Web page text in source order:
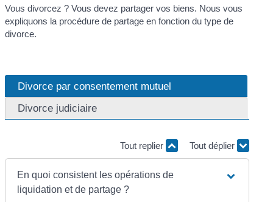
Vous divorcez ? Vous devez partager vos biens. Nous vous
expliquons la procédure de partage en fonction du type de
divorce.
Divorce par consentement mutuel
Divorce judiciaire
Tout replier Tout déplier
En quoi consistent les opérations de
liquidation et de partage ?